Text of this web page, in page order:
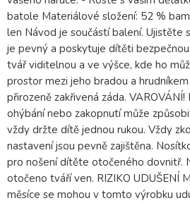
batole Materiálové složení: 52 %
len Návod je součástí balení. Ujistěte
je pevný a poskytuje dítěti
tvář viditelnou a ve výšce, kde ho
prostor mezi jeho bradou a
přirozeně zakřivená záda. VAROVÁNÍ!
ohýbání nebo zakopnutí může
vždy držte dítě jednou rukou. Vždy
nastavení jsou pevně zajištěna.
pro nošení dítěte otočeného dovnitř.
otočeno tváří ven. RIZIKO UDUŠENÍ
měsíce se mohou v tomto výrobku